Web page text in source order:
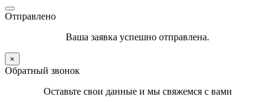
Отправлено
Ваша заявка успешно отправлена.
×
Обратный звонок
Оставьте свои данные и мы свяжемся с вами